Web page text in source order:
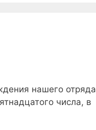
нашего
числа, в